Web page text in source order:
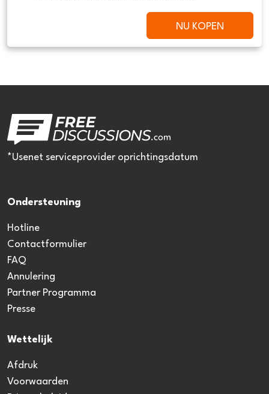
NU KOPEN
*Usenet serviceprovider oprichtingsdatum
Ondersteuning
Hotline
Contactformulier
FAQ
Annulering
Partner Programma
Presse
Wettelijk
Afdruk
Voorwaarden